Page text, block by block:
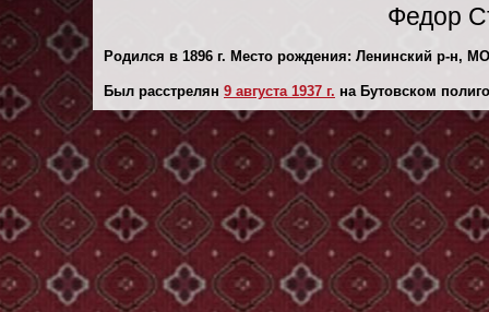
Федор
Родился в 1896 г. Место рождения: Ленинский р-н,
Был расстрелян 9 августа 1937 г. на Бутовском